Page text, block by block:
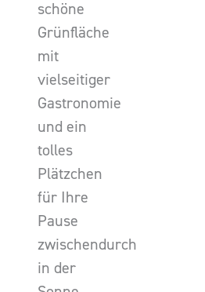
schöne
Grünfläche
mit
vielseitiger
Gastronomie
und ein
tolles
Plätzchen
für Ihre
Pause
zwischendurch
in der